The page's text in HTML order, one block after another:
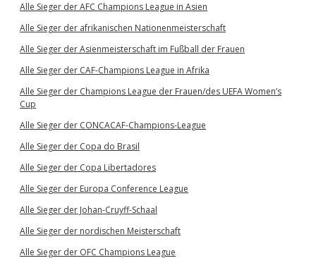
Alle Sieger der AFC Champions League in Asien
Alle Sieger der afrikanischen Nationenmeisterschaft
Alle Sieger der Asienmeisterschaft im Fußball der Frauen
Alle Sieger der CAF-Champions League in Afrika
Alle Sieger der Champions League der Frauen/des UEFA Women’s
Cup
Alle Sieger der CONCACAF-Champions-League
Alle Sieger der Copa do Brasil
Alle Sieger der Copa Libertadores
Alle Sieger der Europa Conference League
Alle Sieger der Johan-Cruyff-Schaal
Alle Sieger der nordischen Meisterschaft
Alle Sieger der OFC Champions League